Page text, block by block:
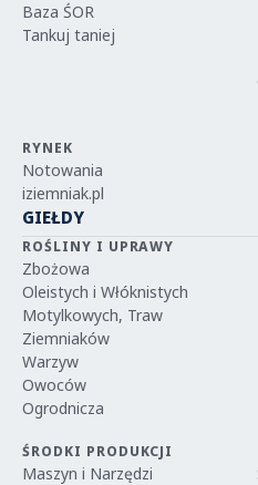
Baza ŚOR
Tankuj taniej
RYNEK
Notowania
iziemniak.pl
GIEŁDY
ROŚLINY I UPRAWY
Zbożowa
Oleistych i Włóknistych
Motylkowych, Traw
Ziemniaków
Warzyw
Owoców
Ogrodnicza
ŚRODKI PRODUKCJI
Maszyn i Narzędzi